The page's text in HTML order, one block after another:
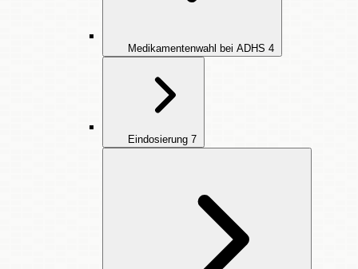
Medikamentenwahl bei ADHS 4
Eindosierung 7